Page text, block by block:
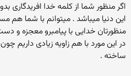
اگر منظور شما از کلمه خدا افریدگاری
این دنیا میباشد . میتوانم با شما هم
منظورتان خدایی با پیامبرو معجزه و
در این مورد با هم زاویه زیادی داریم
ساخته .